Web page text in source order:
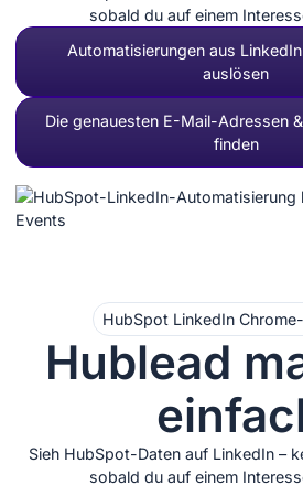
sobald du auf einem
Automatisierungen aus
auslösen
Die genauesten E-Mail-Adressen
finden
HubSpot LinkedIn
Hublead
Sieh HubSpot-Daten auf LinkedIn –
sobald du auf einem